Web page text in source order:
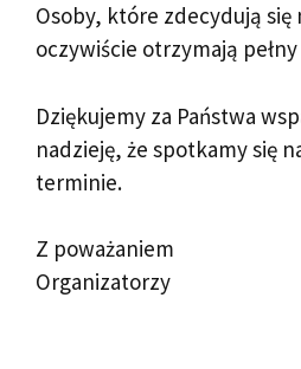
Osoby, które zdecydują
oczywiście otrzymają
Dziękujemy za Państwa
nadzieję, że spotkamy się
terminie.
Z poważaniem
Organizatorzy